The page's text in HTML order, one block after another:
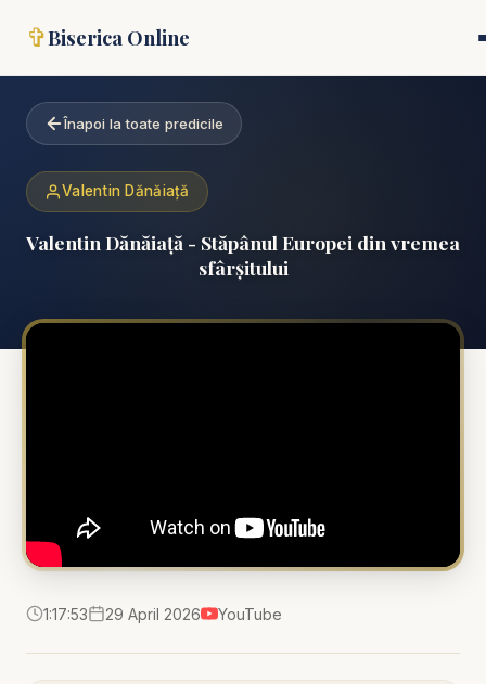
✞Biserica Online
Înapoi la toate predicile
Valentin Dănăiață
Valentin Dănăiață - Stăpânul Europei din vremea
sfârșitului
1:17:53 29 April 2026 YouTube